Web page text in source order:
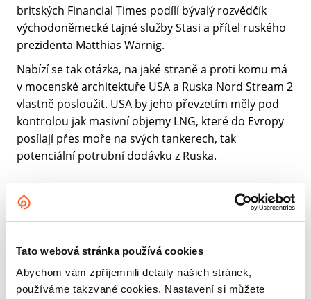
Tato webová stránka používá cookies
Abychom vám zpříjemnili detaily našich stránek,
používáme takzvané cookies. Nastavení si můžete
britských Financial Times podílí bývalý rozvědčík
východoněmecké tajné služby Stasi a přítel ruského
prezidenta Matthias Warnig.
Nabízí se tak otázka, na jaké straně a proti komu má
v mocenské architektuře USA a Ruska Nord Stream 2
vlastně posloužit. USA by jeho převzetím měly pod
kontrolou jak masivní objemy LNG, které do Evropy
posílají přes moře na svých tankerech, tak
potenciální potrubní dodávku z Ruska.
Bankrot a nejasná
vlastnická struktura
komerčně provozován, v rámci příprav jeho spuštění